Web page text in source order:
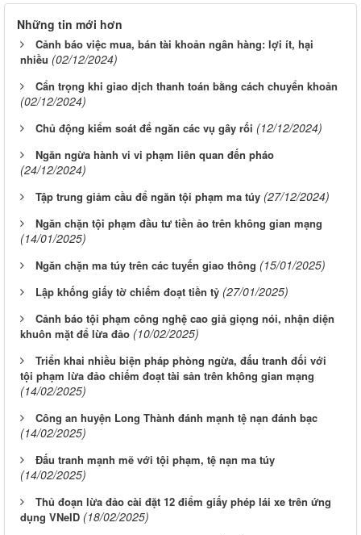
Những tin mới hơn
Cảnh báo việc mua, bán tài khoản ngân hàng: lợi ít, hại
nhiều (02/12/2024)
Cẩn trọng khi giao dịch thanh toán bằng cách chuyển khoản
(02/12/2024)
Chủ động kiểm soát để ngăn các vụ gây rối (12/12/2024)
Ngăn ngừa hành vi vi phạm liên quan đến pháo
(24/12/2024)
Tập trung giảm cầu để ngăn tội phạm ma túy (27/12/2024)
Ngăn chặn tội phạm đầu tư tiền ảo trên không gian mạng
(14/01/2025)
Ngăn chặn ma túy trên các tuyến giao thông (15/01/2025)
Lập khống giấy tờ chiếm đoạt tiền tỷ (27/01/2025)
Cảnh báo tội phạm công nghệ cao giả giọng nói, nhận diện
khuôn mặt để lừa đảo (10/02/2025)
Triển khai nhiều biện pháp phòng ngừa, đấu tranh đối với
tội phạm lừa đảo chiếm đoạt tài sản trên không gian mạng
(14/02/2025)
Công an huyện Long Thành đánh mạnh tệ nạn đánh bạc
(14/02/2025)
Đấu tranh mạnh mẽ với tội phạm, tệ nạn ma túy
(14/02/2025)
Thủ đoạn lừa đảo cài đặt 12 điểm giấy phép lái xe trên ứng
dụng VNeID (18/02/2025)